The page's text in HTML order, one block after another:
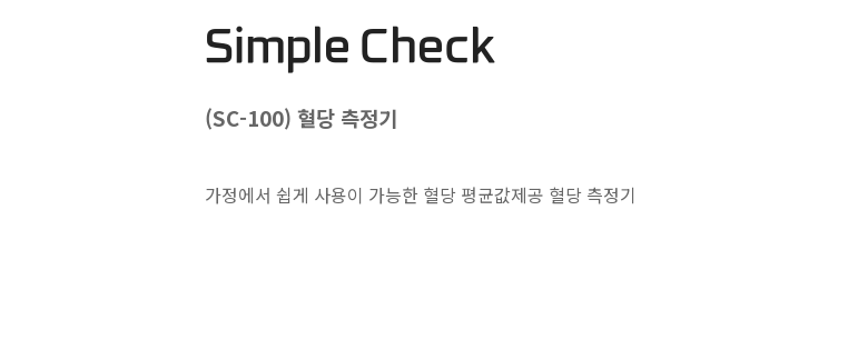
Simple Check
(SC-100) 혈당 측정기
가정에서 쉽게 사용이 가능한 혈당 평균값제공 혈당 측정기